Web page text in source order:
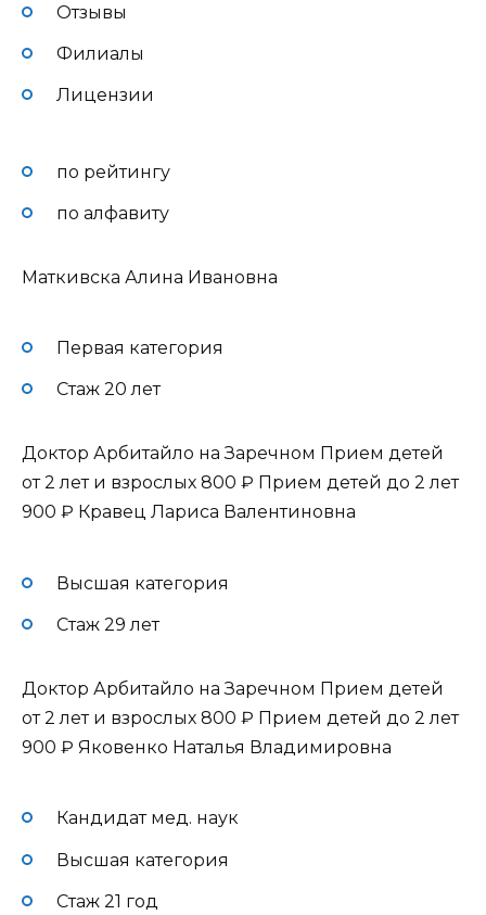
Отзывы
Филиалы
Лицензии
по рейтингу
по алфавиту
Маткивска Алина Ивановна
Первая категория
Стаж 20 лет
Доктор Арбитайло на Заречном Прием детей
от 2 лет и взрослых 800 ₽ Прием детей до 2 лет
900 ₽ Кравец Лариса Валентиновна
Высшая категория
Стаж 29 лет
Доктор Арбитайло на Заречном Прием детей
от 2 лет и взрослых 800 ₽ Прием детей до 2 лет
900 ₽ Яковенко Наталья Владимировна
Кандидат мед. наук
Высшая категория
Стаж 21 год